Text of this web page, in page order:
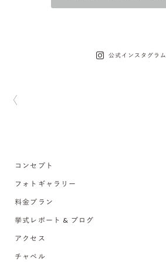
公式インスタグラム
コンセプト
フォトギャラリー
料金プラン
挙式レポート & ブログ
アクセス
チャペル